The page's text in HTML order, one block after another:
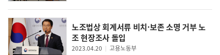
노조법상 회계서류 비치·보존 소명 거부 노
조 현장조사 돌입
2023.04.20 고용노동부